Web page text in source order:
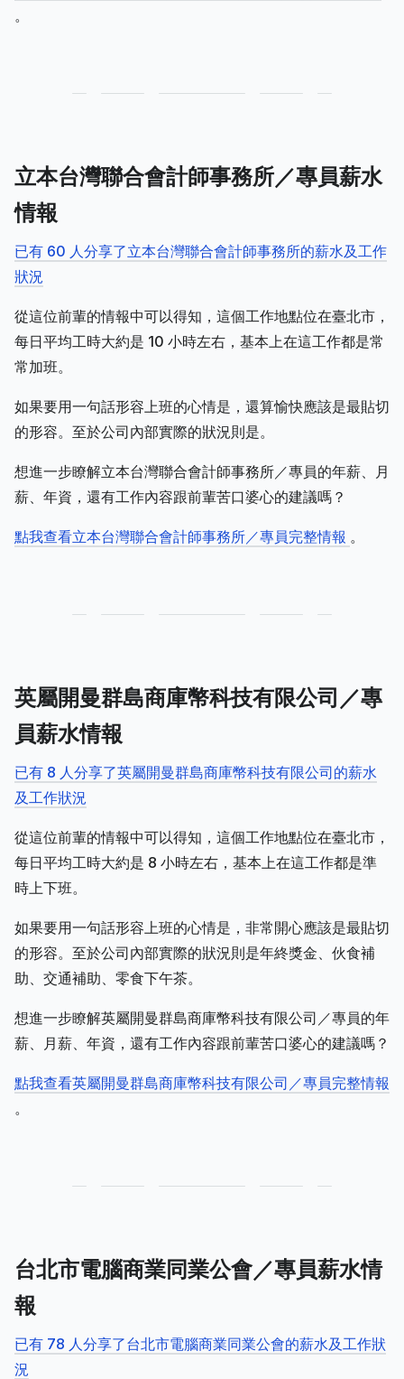
。
立本台灣聯合會計師事務所／專員薪水
情報
已有 60 人分享了立本台灣聯合會計師事務所的薪水及工作
狀況
從這位前輩的情報中可以得知，這個工作地點位在臺北市，
每日平均工時大約是 10 小時左右，基本上在這工作都是常
常加班。
如果要用一句話形容上班的心情是，還算愉快應該是最貼切
的形容。至於公司內部實際的狀況則是。
想進一步瞭解立本台灣聯合會計師事務所／專員的年薪、月
薪、年資，還有工作內容跟前輩苦口婆心的建議嗎？
點我查看立本台灣聯合會計師事務所／專員完整情報 。
英屬開曼群島商庫幣科技有限公司／專
員薪水情報
已有 8 人分享了英屬開曼群島商庫幣科技有限公司的薪水
及工作狀況
從這位前輩的情報中可以得知，這個工作地點位在臺北市，
每日平均工時大約是 8 小時左右，基本上在這工作都是準
時上下班。
如果要用一句話形容上班的心情是，非常開心應該是最貼切
的形容。至於公司內部實際的狀況則是年終獎金、伙食補
助、交通補助、零食下午茶。
想進一步瞭解英屬開曼群島商庫幣科技有限公司／專員的年
薪、月薪、年資，還有工作內容跟前輩苦口婆心的建議嗎？
點我查看英屬開曼群島商庫幣科技有限公司／專員完整情報
。
台北市電腦商業同業公會／專員薪水情
報
已有 78 人分享了台北市電腦商業同業公會的薪水及工作狀
況